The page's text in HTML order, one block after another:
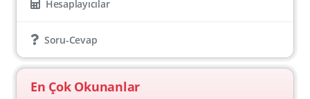
Hesaplayıcılar
Soru-Cevap
En Çok Okunanlar